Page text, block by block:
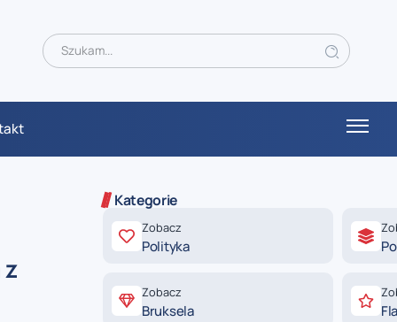
Kategorie
Zobacz
Polityka
Zobacz
Bruksela